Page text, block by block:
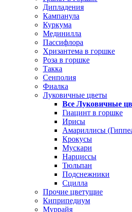
Дипладения
Кампанула
Куркума
Мединилла
Пассифлора
Хризантема в горшке
Роза в горшке
Такка
Сенполия
Фиалка
Луковичные цветы
Все Луковичные
Гиацинт в горшке
Ирисы
Амариллисы
Крокусы
Мускари
Нарциссы
Тюльпан
Подснежники
Сцилла
Прочие цветущие
Киприпедиум
Муррайя